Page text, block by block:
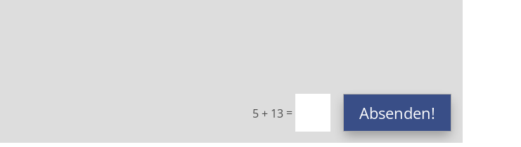
5 + 13= Absenden!